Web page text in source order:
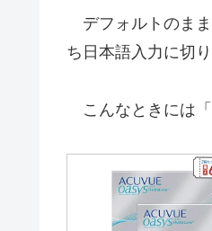
デフォルトのまま
ち日本語入力に切
こんなときには「